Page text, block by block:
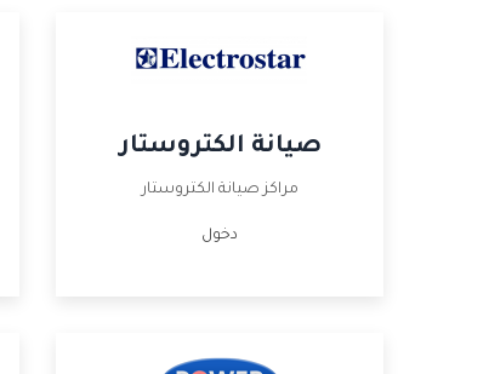
صيانة الكتروستار
مراكز صيانة الكتروستار
دخول